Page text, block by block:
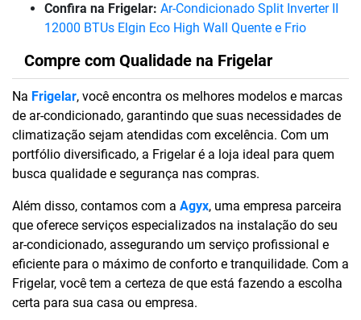
Confira na Frigelar: Ar-Condicionado Split Inverter II
12000 BTUs Elgin Eco High Wall Quente e Frio
Compre com Qualidade na Frigelar
Na Frigelar, você encontra os melhores modelos e marcas
de ar-condicionado, garantindo que suas necessidades de
climatização sejam atendidas com excelência. Com um
portfólio diversificado, a Frigelar é a loja ideal para quem
busca qualidade e segurança nas compras.
Além disso, contamos com a Agyx, uma empresa parceira
que oferece serviços especializados na instalação do seu
ar-condicionado, assegurando um serviço profissional e
eficiente para o máximo de conforto e tranquilidade. Com a
Frigelar, você tem a certeza de que está fazendo a escolha
certa para sua casa ou empresa.